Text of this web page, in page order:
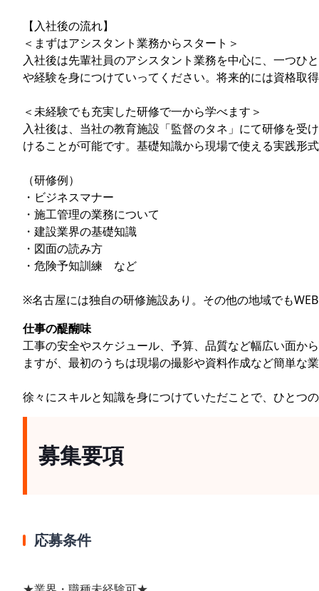
【入社後の流れ】
＜まずはアシスタント業務からスタート＞
⼊社後は先輩社員のアシスタント業務を中⼼に、⼀つひ
や経験を⾝につけていってください。将来的には資格取
＜未経験でも充実した研修で一から学べます＞
⼊社後は、当社の教育施設「監督のタネ」にて研修を受
けることが可能です。基礎知識から現場で使える実践形
（研修例）
・ビジネスマナー
・施⼯管理の業務について
・建設業界の基礎知識
・図⾯の読み⽅
・危険予知訓練 など
※名古屋には独⾃の研修施設あり。その他の地域でも
仕事の醍醐味
工事の安全やスケジュール、予算、品質など幅広い面か
ますが、最初のうちは現場の撮影や資料作成など簡単な
徐々にスキルと知識を身につけていただことで、ひとつ
募集要項
応募条件